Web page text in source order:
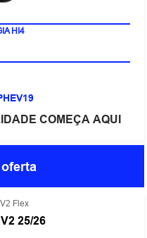
HI4
COMEÇA AQUI
Flex
25/26